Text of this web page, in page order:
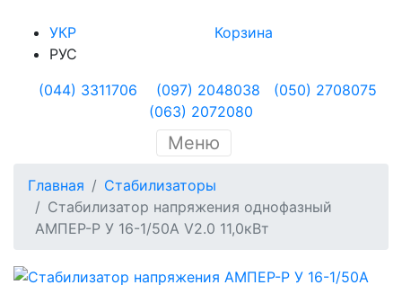
УКР
РУС
Корзина
(044) 3311706 (097) 2048038
(050) 2708075
(063) 2072080
Меню
Главная
Стабилизаторы
Стабилизатор напряжения однофазный
АМПЕР-Р У 16-1/50А V2.0 11,0кВт